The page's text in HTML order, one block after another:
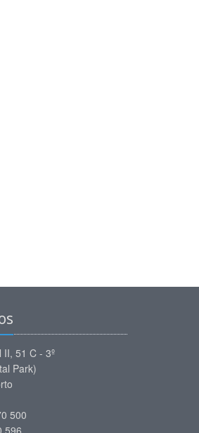
II, 51 C - 3º
Park)
500
596